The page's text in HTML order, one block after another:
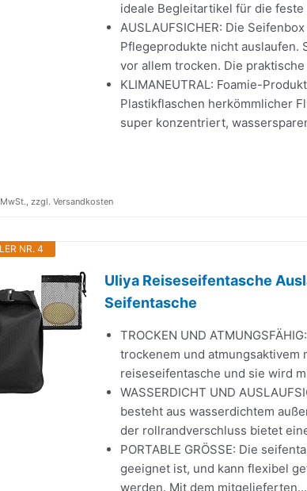
ideale Begleitartikel für die feste
AUSLAUFSICHER: Die
Pflegeprodukte nicht auslaufen.
vor allem trocken. Die
KLIMANEUTRAL: Foamie-
Plastikflaschen herkömmlicher
super konzentriert,
zzgl. Versandkosten
NR. 4
Uliya Reiseseifentasche
Seifentasche
TROCKEN UND
trockenem und atmungsaktivem
reiseseifentasche und sie wird
WASSERDICHT UND
besteht aus wasserdichtem
der rollrandverschluss bietet
PORTABLE GRÖSSE: Die
geeignet ist, und kann flexibel
werden. Mit dem mitgelieferten...